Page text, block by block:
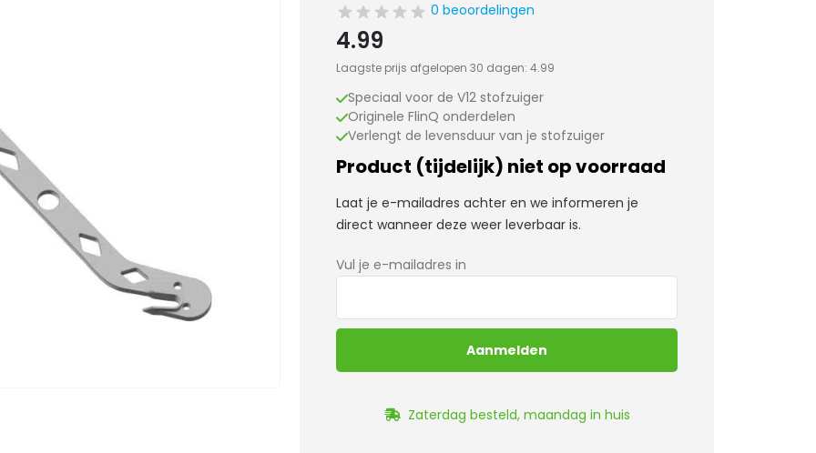
0 beoordelingen
4.99
Laagste prijs afgelopen 30 dagen: 4.99
Speciaal voor de V12 stofzuiger
Originele FlinQ onderdelen
Verlengt de levensduur van je stofzuiger
Product (tijdelijk) niet op voorraad
Laat je e-mailadres achter en we informeren je
direct wanneer deze weer leverbaar is.
Vul je e-mailadres in
Zaterdag besteld, maandag in huis